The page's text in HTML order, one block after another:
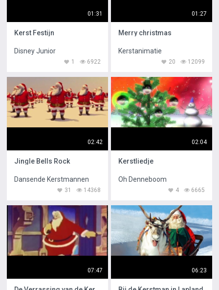
01:31
Kerst Festijn
Disney Junior
6922
1
01:27
Merry christmas
Kerstanimatie
12099
20
02:42
Jingle Bells Rock
Dansende Kerstmannen
14368
31
02:04
Kerstliedje
Oh Denneboom
6665
4
07:47 06:23